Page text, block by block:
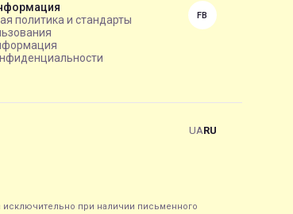
политика и стандарты
FB
UARU
исключительно при наличии письменного